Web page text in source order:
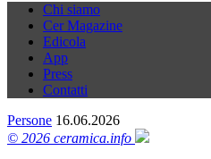
Chi siamo
Cer Magazine
Edicola
App
Press
Contatti
Persone 16.06.2026
© 2026 ceramica.info